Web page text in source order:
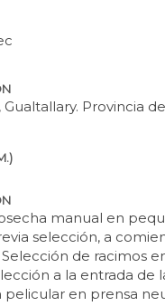
Provincia
manual en
selección, a
de racimos
a la entrada de
pelicular en prensa